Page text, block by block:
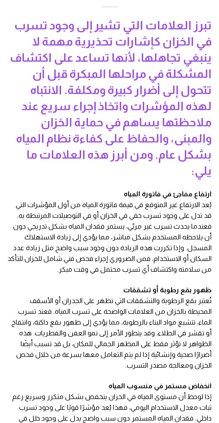
تبرز العلامات التي تشير إلى وجود تسرب
في الخزان كإشارات تحذيرية مهمة لا
ينبغي تجاهلها، لأنها تساعد على اكتشاف
المشكلة في مراحلها المبكرة قبل أن
تتحول إلى أضرار كبيرة ومكلفة. الانتباه
لهذه المؤشرات واتخاذ إجراء سريع عند
ملاحظتها يساهم في حماية الخزان
والمبنى، والحفاظ على كفاءة نظام المياه
بشكل عام. ومن أبرز هذه العلامات ما
يلي:
ارتفاع مفاجئ في فاتورة المياه
يُعد الارتفاع غير المتوقع في قيمة فاتورة المياه من أول المؤشرات التي
قد تدل على وجود تسرب خفي في الخزان أو في التوصيلات المرتبطة به.
فعندما يحدث تسرب غير مرئي، يستمر فقدان المياه بشكل تدريجي دون
أن يلاحظه المستخدم بشكل مباشر، مما يؤدي إلى زيادة الاستهلاك
المسجل. وإذا تكررت هذه الزيادة دون وجود سبب واضح مثل زيادة عدد
السكان أو الاستخدام، فمن الضروري إجراء فحص فني شامل للخزان للتأكد
من سلامته واكتشاف أي تسرب محتمل في وقت مبكر.
ظهور بقع رطوبة أو تشققات
تُعتبر بقع الرطوبة والتشققات التي تظهر على الجدران أو الأسقف
المحيطة بالخزان من العلامات الواضحة على تسرب المياه. فعند تسرب
الماء، تتشبع مواد البناء بالرطوبة، مما يؤدي إلى ظهور بقع داكنة، وانتفاخ
أو تقشر في الطلاء، وقد يتطور الأمر إلى نمو العفن والفطريات. هذه
الظواهر لا تؤثر فقط على المظهر الجمالي للمكان، بل قد تسبب أيضًا
أضرارًا صحية وإنشائية إذا لم يتم التعامل معها بسرعة من خلال فحص
الخزان ومعالجة مصدر التسرب.
انخفاض مستمر في منسوب المياه
إذا لوحظ أن مستوى المياه في الخزان ينخفض بشكل متكرر وسريع رغم
ثبات معدل الاستخدام اليومي، فهذا يُعد مؤشرًا قويًا على وجود تسرب
داخلي. فقدان المياه المستمر دون سبب واضح يدل على وجود خلل في